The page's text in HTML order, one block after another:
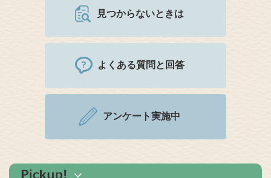
見つからないときは
よくある質問と回答
アンケート実施中